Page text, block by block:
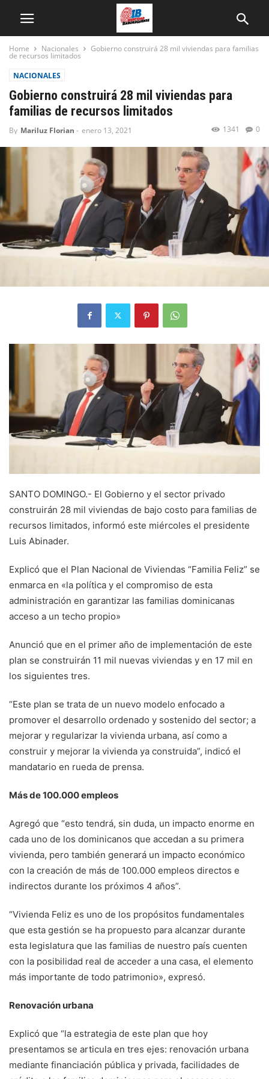
Home Nacionales Gobierno construirá 28 mil viviendas para familias
de recursos limitados
NACIONALES
Gobierno construirá 28 mil viviendas para
familias de recursos limitados
By Mariluz Florian - enero 13, 2021 0
1341
SANTO DOMINGO.- El Gobierno y el sector privado
construirán 28 mil viviendas de bajo costo para familias de
recursos limitados, informó este miércoles el presidente
Luis Abinader.
Explicó que el Plan Nacional de Viviendas “Familia Feliz” se
enmarca en «la política y el compromiso de esta
administración en garantizar las familias dominicanas
acceso a un techo propio»
Anunció que en el primer año de implementación de este
plan se construirán 11 mil nuevas viviendas y en 17 mil en
los siguientes tres.
“Este plan se trata de un nuevo modelo enfocado a
promover el desarrollo ordenado y sostenido del sector; a
mejorar y regularizar la vivienda urbana, así como a
construir y mejorar la vivienda ya construida”, indicó el
mandatario en rueda de prensa.
Más de 100.000 empleos
Agregó que “esto tendrá, sin duda, un impacto enorme en
cada uno de los dominicanos que accedan a su primera
vivienda, pero también generará un impacto económico
con la creación de más de 100.000 empleos directos e
indirectos durante los próximos 4 años”.
“Vivienda Feliz es uno de los propósitos fundamentales
que esta gestión se ha propuesto para alcanzar durante
esta legislatura que las familias de nuestro país cuenten
con la posibilidad real de acceder a una casa, el elemento
más importante de todo patrimonio», expresó.
Renovación urbana
Explicó que “la estrategia de este plan que hoy
presentamos se articula en tres ejes: renovación urbana
mediante financiación pública y privada, facilidades de